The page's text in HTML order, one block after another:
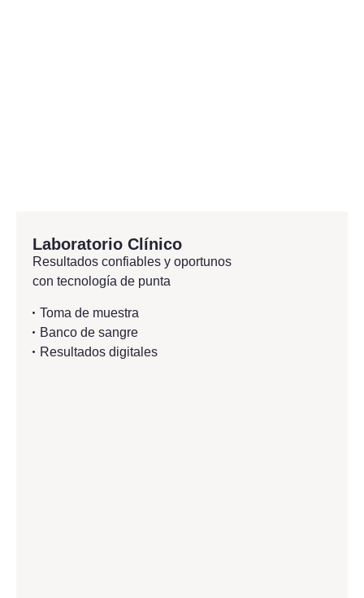
Laboratorio Clínico
Resultados confiables y oportunos
con tecnología de punta
Toma de muestra
Banco de sangre
Resultados digitales